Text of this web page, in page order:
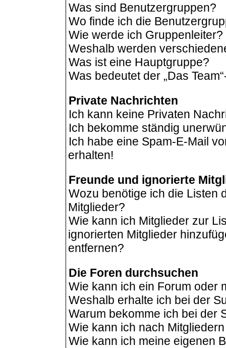
Was sind Benutzergruppen?
Wo finde ich die
Wie werde ich Gruppenleiter?
Weshalb werden
Was ist eine Hauptgruppe?
Was bedeutet der „Das
Private Nachrichten
Ich kann keine Privaten
Ich bekomme ständig
Ich habe eine Spam-E-Mail
erhalten!
Freunde und ignorierte
Wozu benötige ich die Listen
Mitglieder?
Wie kann ich Mitglieder zur
ignorierten Mitglieder
entfernen?
Die Foren durchsuchen
Wie kann ich ein Forum oder
Weshalb erhalte ich bei der
Warum bekomme ich bei der
Wie kann ich nach
Wie kann ich meine eigenen